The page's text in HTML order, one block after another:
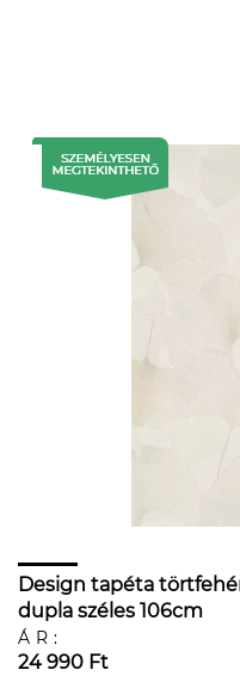
Design tapéta
dupla széles 106cm
ÁR:
24 990 Ft